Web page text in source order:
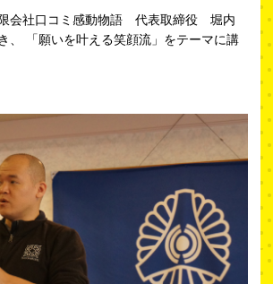
会社口コミ感動物語 代表取締役 堀内
、 「願いを叶える笑顔流」をテーマに講